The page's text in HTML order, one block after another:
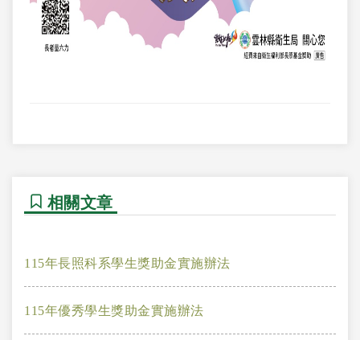
相關文章
115年長照科系學生獎助金實施辦法
115年優秀學生獎助金實施辦法